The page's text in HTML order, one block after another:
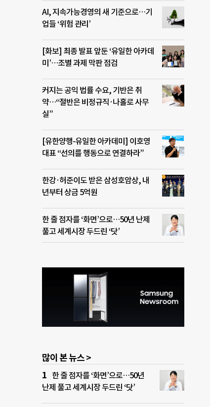
AI, 지속가능경영의 새 기준으로…기
업들 ‘위험 관리’
[화보] 최종 발표 앞둔 ‘유일한 아카데
미’…조별 과제 막판 점검
커지는 공익 법률 수요, 기반은 취
약…“절반은 비정규직·나홀로 사무
실”
[유한양행-유일한 아카데미] 이호영
대표 “선의를 행동으로 연결하라”
한강·허준이도 받은 삼성호암상, 내
년부터 상금 5억원
한 줄 점자를 ‘화면’으로…50년 난제
풀고 세계시장 두드린 ‘닷’
많이 본 뉴스 >
한 줄 점자를 ‘화면’으로…50년
난제 풀고 세계시장 두드린 ‘닷’